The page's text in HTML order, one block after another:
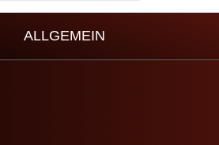
ALLGEMEIN